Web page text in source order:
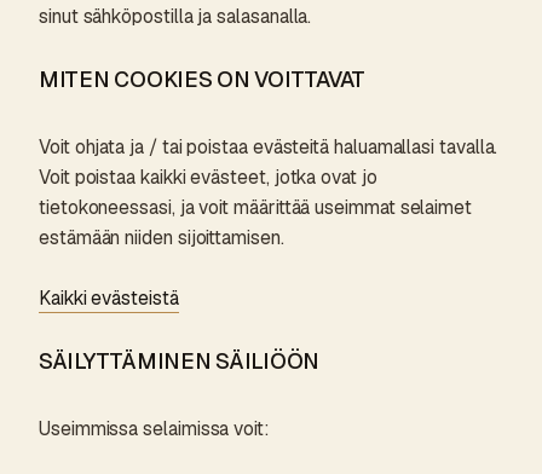
sinut sähköpostilla ja salasanalla.
MITEN COOKIES ON VOITTAVAT
Voit ohjata ja / tai poistaa evästeitä haluamallasi tavalla.
Voit poistaa kaikki evästeet, jotka ovat jo
tietokoneessasi, ja voit määrittää useimmat selaimet
estämään niiden sijoittamisen.
Kaikki evästeistä
SÄILYTTÄMINEN SÄILIÖÖN
Useimmissa selaimissa voit: